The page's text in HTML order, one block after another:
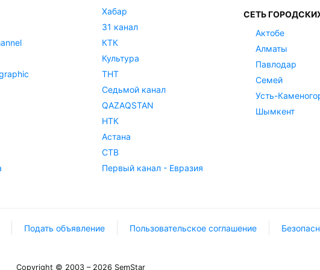
Хабар
31 канал
КТК
Культура
ТНТ
Седьмой канал
QAZAQSTAN
НТК
Астана
СТВ
Первый канал - Евразия
СЕТЬ
Актобе
Алматы
Павлодар
Семей
Усть-
Шымкент
Подать объявление Пользовательское соглашение
Copyright © 2003 – 2026 SemStar